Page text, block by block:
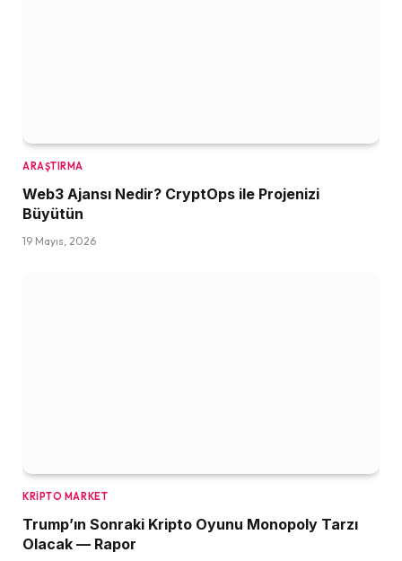
ARAŞTIRMA
Web3 Ajansı Nedir? CryptOps ile Projenizi
Büyütün
19 Mayıs, 2026
KRIPTO MARKET
Trump’ın Sonraki Kripto Oyunu Monopoly Tarzı
Olacak — Rapor